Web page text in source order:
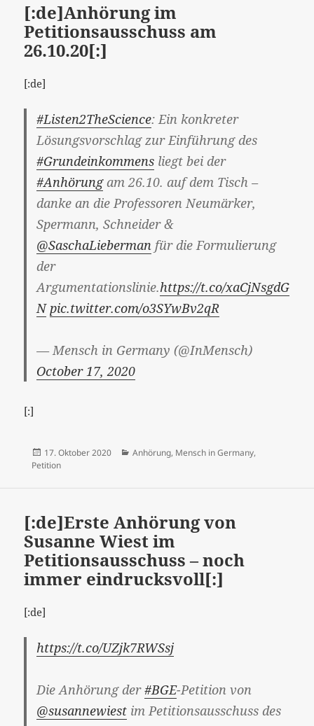
[:de]Anhörung im
Petitionsausschuss am
26.10.20[:]
[:de]
#Listen2TheScience: Ein konkreter
Lösungsvorschlag zur Einführung des
#Grundeinkommens liegt bei der
#Anhörungam 26.10. auf dem Tisch –
danke an die Professoren Neumärker,
Spermann, Schneider &
@SaschaLieberman für die Formulierung
der
Argumentationslinie.https://t.co/xaCjNsgdG
N pic.twitter.com/o3SYwBv2qR
— Mensch in Germany (@InMensch)
October 17, 2020
[:]
Veröffentlicht
am
17. Oktober 2020 Kategorien
Anhörung, Mensch in Germany,
Petition
[:de]Erste Anhörung von
Susanne Wiest im
Petitionsausschuss – noch
immer eindrucksvoll[:]
[:de]
https://t.co/UZjk7RWSsj
Die Anhörung der#BGE-Petition von
@susannewiest im Petitionsausschuss des